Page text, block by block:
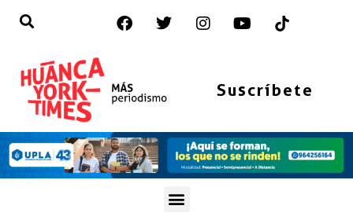
Suscríbete